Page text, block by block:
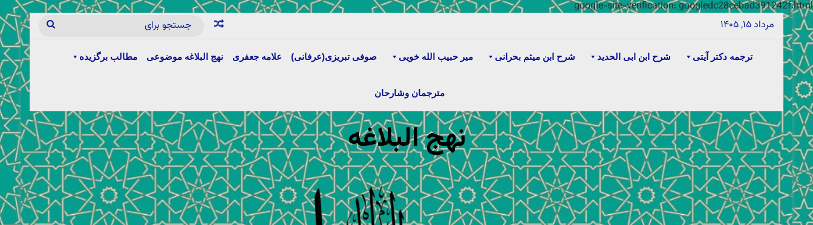
google-site-verification: googledc28cebad391242f.html
مرداد ۱۵, ۱۴۰۵
ترجمه دکتر آیتی شرح ابن ابی الحدید شرح ابن میثم بحرانی میر حبیب الله خویی صوفی تبریزی(عرفانی) علامه جعفری نهج البلاغه موضوعی مطالب برگزیده
مترجمان وشارحان
نهج البلاغه